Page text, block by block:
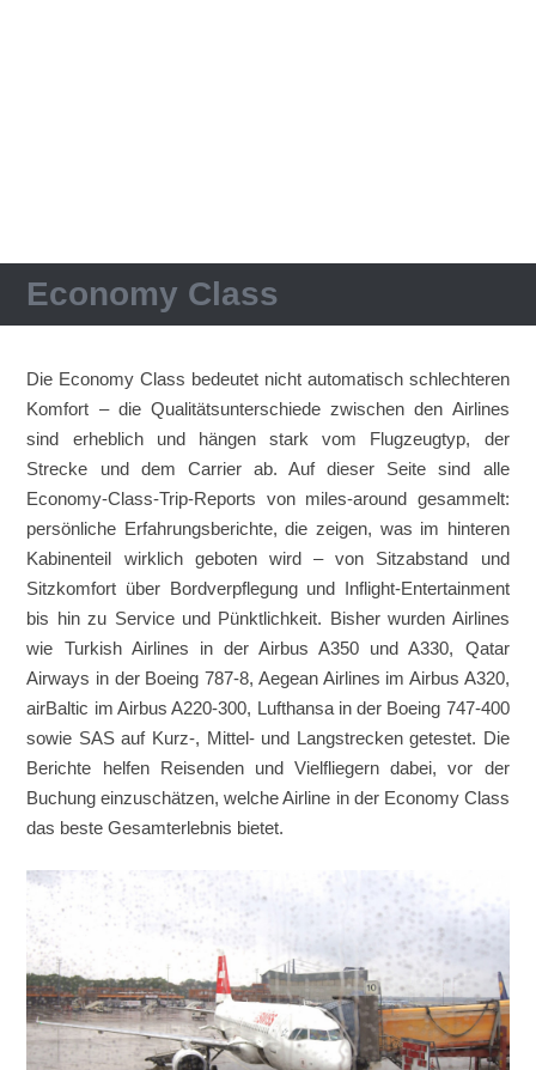
Economy Class
Die Economy Class bedeutet nicht automatisch schlechteren
Komfort – die Qualitätsunterschiede zwischen den Airlines
sind erheblich und hängen stark vom Flugzeugtyp, der
Strecke und dem Carrier ab. Auf dieser Seite sind alle
Economy-Class-Trip-Reports von miles-around gesammelt:
persönliche Erfahrungsberichte, die zeigen, was im hinteren
Kabinenteil wirklich geboten wird – von Sitzabstand und
Sitzkomfort über Bordverpflegung und Inflight-Entertainment
bis hin zu Service und Pünktlichkeit. Bisher wurden Airlines
wie Turkish Airlines in der Airbus A350 und A330, Qatar
Airways in der Boeing 787-8, Aegean Airlines im Airbus A320,
airBaltic im Airbus A220-300, Lufthansa in der Boeing 747-400
sowie SAS auf Kurz-, Mittel- und Langstrecken getestet. Die
Berichte helfen Reisenden und Vielfliegern dabei, vor der
Buchung einzuschätzen, welche Airline in der Economy Class
das beste Gesamterlebnis bietet.